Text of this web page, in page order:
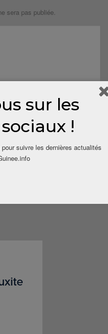
sera pas publiée.
in this browser for the next
sur les
!
suivre les dernières actualités